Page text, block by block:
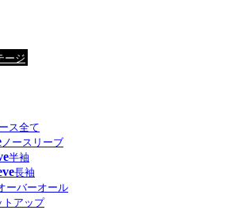
ージ
ス全て
ノースリーブ
半袖
長袖
ーバーオール
トアップ